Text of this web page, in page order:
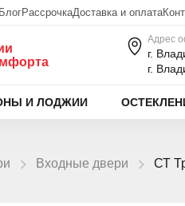
БлогРассрочкаДоставка и оплата
Адрес
г.
г.
И ЛОДЖИИ
Входные двери СТ